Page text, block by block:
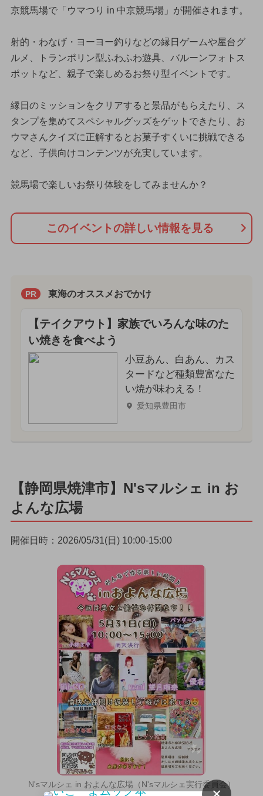
京競馬場で「ウマつり in 中京競馬場」が開催されます。
射的・わなげ・ヨーヨー釣りなどの縁日ゲームや屋台グ
ルメ、トランポリン型ふわふわ遊具、バルーンフォトス
ポットなど、親子で楽しめるお祭り型イベントです。
縁日のミッションをクリアすると景品がもらえたり、ス
タンプを集めてスペシャルグッズをゲットできたり、お
ウマさんクイズに正解するとお菓子すくいに挑戦できる
など、子供向けコンテンツが充実しています。
競馬場で楽しいお祭り体験をしてみませんか？
このイベントの詳しい情報を見る
PR 東海のオススメおでかけ
【テイクアウト】家族でいろんな味のた
い焼きを食べよう
小豆あん、白あん、カス
タードなど種類豊富なた
い焼が味わえる！
愛知県豊田市
【静岡県焼津市】N'sマルシェ in お
よんな広場
開催日時：2026/05/31(日) 10:00-15:00
N'sマルシェ in およんな広場（N'sマルシェ実行委員会）